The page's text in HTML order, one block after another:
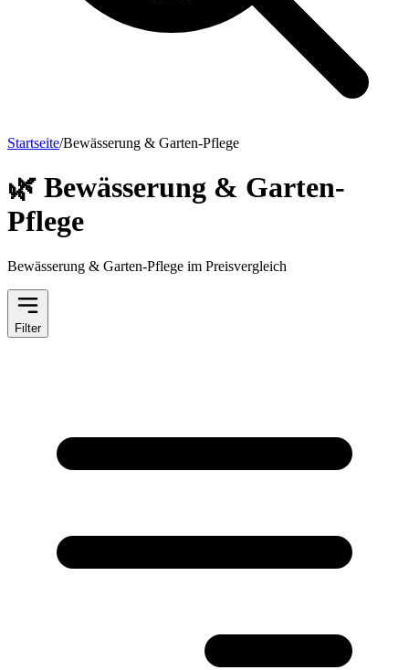
Startseite/Bewässerung & Garten-Pflege
🌿 Bewässerung & Garten-
Pflege
Bewässerung & Garten-Pflege im Preisvergleich
Filter